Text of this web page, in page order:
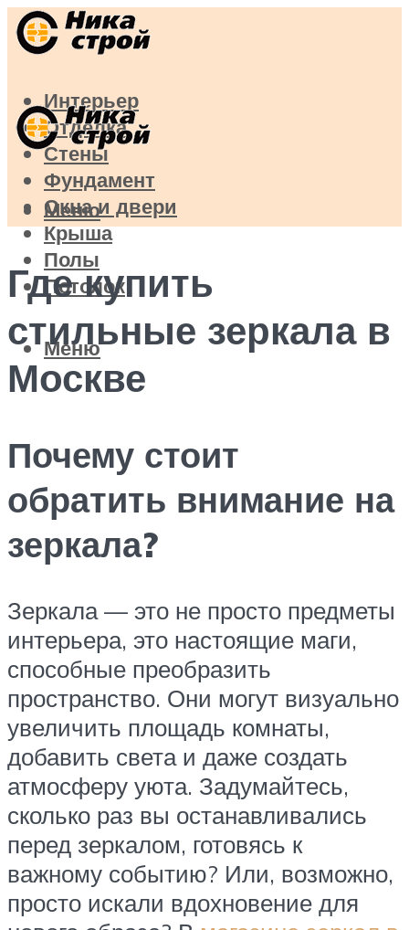
Интерьер
Отделка
Стены
Фундамент
Окна и двери
Крыша
Полы
Потолок
Меню
Меню
Где купить
стильные зеркала в
Москве
Почему стоит
обратить внимание на
зеркала?
Зеркала — это не просто предметы
интерьера, это настоящие маги,
способные преобразить
пространство. Они могут визуально
увеличить площадь комнаты,
добавить света и даже создать
атмосферу уюта. Задумайтесь,
сколько раз вы останавливались
перед зеркалом, готовясь к
важному событию? Или, возможно,
просто искали вдохновение для